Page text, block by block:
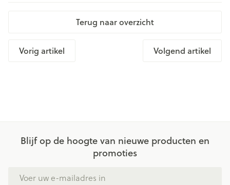
Terug naar overzicht
Vorig artikel Volgend artikel
Blijf op de hoogte van nieuwe producten en
promoties